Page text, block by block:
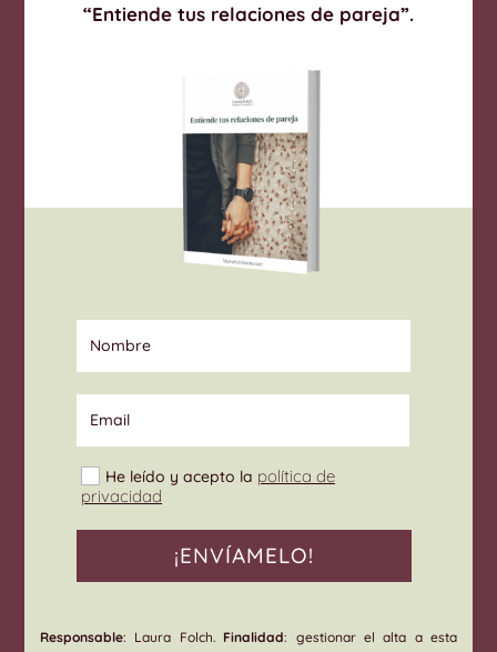
“Entiende tus relaciones de pareja”.
Nombre
Email
Select Options
He leído y acepto la política de
privacidad
¡ENVÍAMELO!
Responsable: Laura Folch. Finalidad: gestionar el alta a esta